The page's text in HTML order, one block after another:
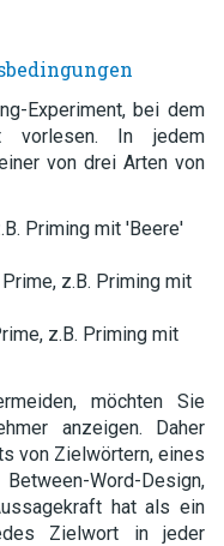
Experiment, bei dem
vorlesen. In jedem
von drei Arten von
Priming mit 'Beere'
z.B. Priming mit
z.B. Priming mit
möchten Sie
anzeigen. Daher
von Zielwörtern, eines
Word-Design,
hat als ein
Zielwort in jeder